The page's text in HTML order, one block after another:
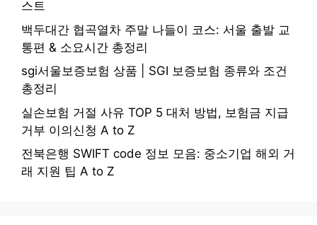
스트
백두대간 협곡열차 주말 나들이 코스: 서울 출발 교
통편 & 소요시간 총정리
sgi서울보증보험 상품 | SGI 보증보험 종류와 조건
총정리
실손보험 거절 사유 TOP 5 대처 방법, 보험금 지급
거부 이의신청 A to Z
전북은행 SWIFT code 정보 모음: 중소기업 해외 거
래 지원 팁 A to Z